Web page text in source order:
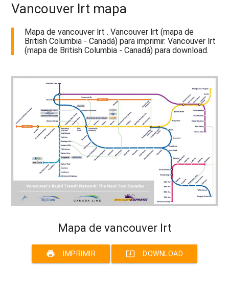
Vancouver lrt mapa
Mapa de vancouver lrt . Vancouver lrt (mapa de
British Columbia - Canadá) para imprimir. Vancouver lrt
(mapa de British Columbia - Canadá) para download.
Mapa de vancouver lrt
print IMPRIMIR system_update_alt DOWNLOAD